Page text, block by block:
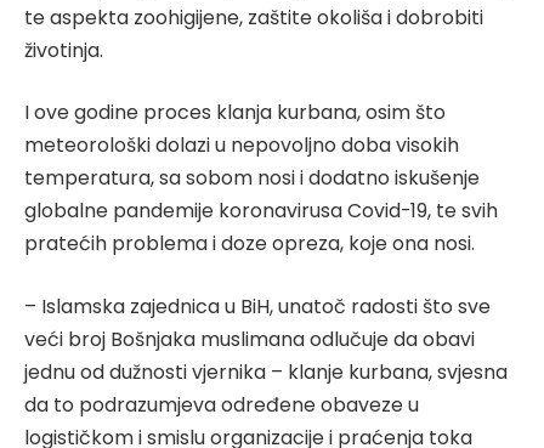
te aspekta zoohigijene, zaštite okoliša i dobrobiti
životinja.
I ove godine proces klanja kurbana, osim što
meteorološki dolazi u nepovoljno doba visokih
temperatura, sa sobom nosi i dodatno iskušenje
globalne pandemije koronavirusa Covid-19, te svih
pratećih problema i doze opreza, koje ona nosi.
– Islamska zajednica u BiH, unatoč radosti što sve
veći broj Bošnjaka muslimana odlučuje da obavi
jednu od dužnosti vjernika – klanje kurbana, svjesna
da to podrazumjeva određene obaveze u
logističkom i smislu organizacije i praćenja toka